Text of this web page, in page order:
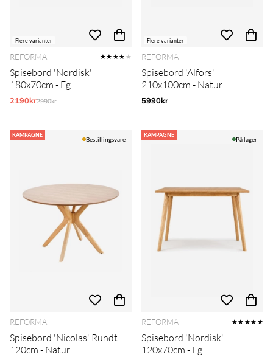
Flere varianter
REFORMA ★★★★ ★
Spisebord 'Nordisk'
180x70cm - Eg
2190krNormalpris:
2990kr
Flere varianter
REFORMA
Spisebord 'Alfors'
210x100cm - Natur
5990kr
KAMPAGNE
Bestillingsvare
REFORMA
Spisebord 'Nicolas' Rundt
120cm - Natur
KAMPAGNE
På lager
REFORMA ★★★★★
Spisebord 'Nordisk'
120x70cm - Eg